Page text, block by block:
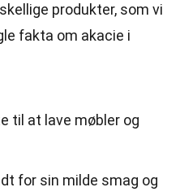
produkter, som vi
fakta om akacie i
til at lave møbler og
for sin milde smag og